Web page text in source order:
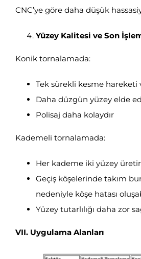
CNC’ye göre daha düşük
Yüzey Kalitesi ve Son
Konik tornalamada:
Tek sürekli kesme hareketi
Daha düzgün yüzey elde
Polisaj daha kolaydır
Kademeli tornalamada:
Her kademe iki yüzey üretir
Geçiş köşelerinde takım
nedeniyle köşe hatası
Yüzey tutarlılığı daha zor
VII. Uygulama Alanları